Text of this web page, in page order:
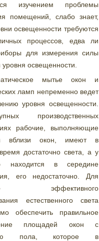
изучением проблемы
помещений, слабо знает,
освещенности требуются
процессов, едва ли
для измерения силы
уровня освещенности.
мытье окон и
ламп непременно ведет
уровня освещенности.
производственных
рабочие, выполняющие
вблизи окон, имеют в
достаточно света, а у
находится в середине
его недостаточно. Для
эффективного
естественного света
обеспечить правильное
площадей окон с
пола, которое в